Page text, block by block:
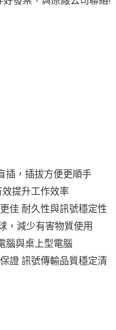
插，插拔方便更順手
提升工作效率
佳 耐久性與訊號穩定性
，減少有害物質使用
腦與桌上型電腦
證 訊號傳輸品質穩定清